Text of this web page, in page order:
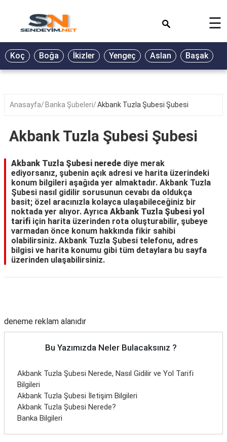
BİYOGRAFİ
GALERİ
ŞİİR
RÜYA
TABİRLERİ
TÜRKÜ
SÖZLERİ
YEMEK
TARİFLERİ
HİKAYELER
Bize
☰
Koç Boğa İkizler Yengeç Aslan Başak
Anasayfa Banka Şubeleri Akbank Tuzla Şubesi Şubesi
Akbank Tuzla Şubesi Şubesi
Akbank Tuzla Şubesi nerede diye merak
ediyorsanız, şubenin açık adresi ve harita üzerindeki
konum bilgileri aşağıda yer almaktadır. Akbank Tuzla
Şubesi nasıl gidilir sorusunun cevabı da oldukça
basit; özel aracınızla kolayca ulaşabileceğiniz bir
noktada yer alıyor. Ayrıca Akbank Tuzla Şubesi yol
tarifi için harita üzerinden rota oluşturabilir, şubeye
varmadan önce konum hakkında fikir sahibi
olabilirsiniz. Akbank Tuzla Şubesi telefonu, adres
bilgisi ve harita konumu gibi tüm detaylara bu sayfa
üzerinden ulaşabilirsiniz.
deneme reklam alanıdır
Bu Yazımızda Neler Bulacaksınız ?
Akbank Tuzla Şubesi Nerede, Nasıl Gidilir ve Yol Tarifi
Bilgileri
Akbank Tuzla Şubesi İletişim Bilgileri
Akbank Tuzla Şubesi Nerede?
Banka Bilgileri